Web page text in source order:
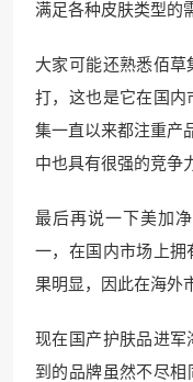
满足各种皮肤类型的
大家可能还熟悉佰
打，这也是它在国内
集一直以来都注重产
中也具有很强的竞争
最后再说一下美加
一，在国内市场上拥
果明显，因此在海外
现在国产护肤品进军
到的品牌虽然不尽